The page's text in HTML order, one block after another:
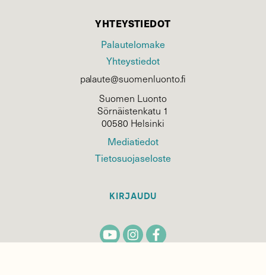
YHTEYSTIEDOT
Palautelomake
Yhteystiedot
palaute@suomenluonto.fi
Suomen Luonto
Sörnäistenkatu 1
00580 Helsinki
Mediatiedot
Tietosuojaseloste
KIRJAUDU